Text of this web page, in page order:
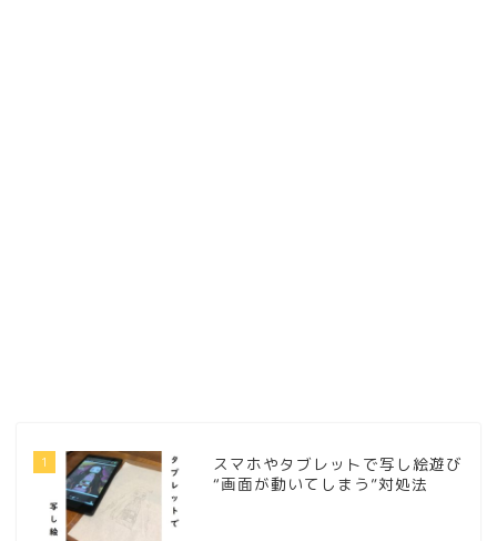
1
スマホやタブレットで写し絵遊び
“画面が動いてしまう”対処法